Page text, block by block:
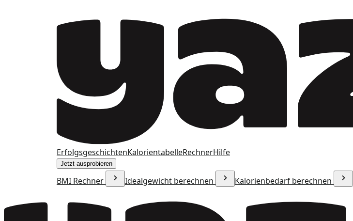
ErfolgsgeschichtenKalorientabelleRechnerHilfe
Jetzt ausprobieren
BMI Rechner Idealgewicht berechnen Kalorienbedarf berechnen